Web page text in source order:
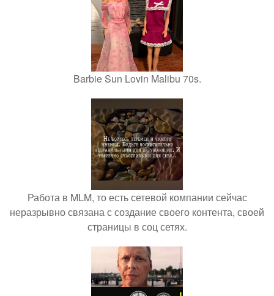
Barbie Sun Lovin Malibu 70s.
Работа в MLM, то есть сетевой компании сейчас
неразрывно связана с создание своего контента, своей
страницы в соц сетях.